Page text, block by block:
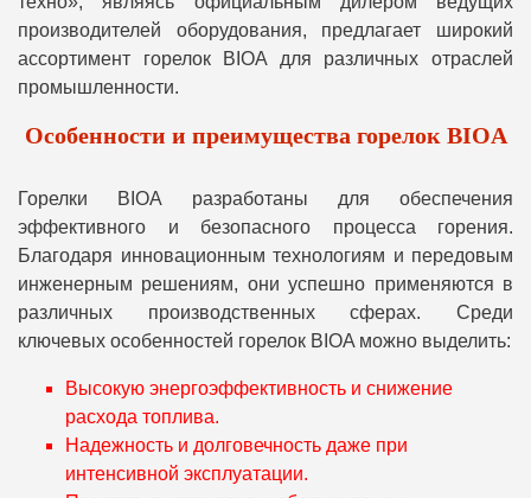
производителей оборудования, предлагает широкий
ассортимент горелок BIOA для различных отраслей
промышленности.
Особенности и преимущества горелок BIOA
Горелки BIOA разработаны для обеспечения
эффективного и безопасного процесса горения.
Благодаря инновационным технологиям и передовым
инженерным решениям, они успешно применяются в
различных производственных сферах. Среди
ключевых особенностей горелок BIOA можно выделить:
Высокую энергоэффективность и снижение
расхода топлива.
Надежность и долговечность даже при
интенсивной эксплуатации.